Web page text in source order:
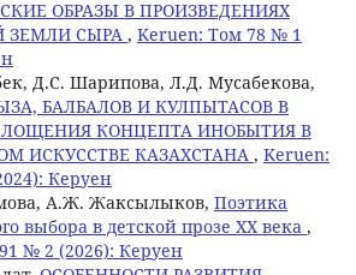
ОБРАЗЫ В ПРОИЗВЕДЕНИЯХ
ЗЕМЛИ СЫРА , Keruen: Том 78 № 1
Д.С. Шарипова, Л.Д. Мусабекова,
БАЛБАЛОВ И КУЛПЫТАСОВ В
КОНЦЕПТА ИНОБЫТИЯ В
ИСКУССТВЕ КАЗАХСТАНА , Keruen:
Керуен
А.Ж. Жаксылыков, Поэтика
выбора в детской прозе ХХ века ,
№ 2 (2026): Керуен